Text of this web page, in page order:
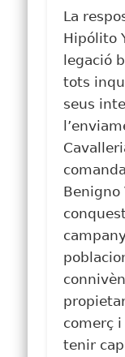
La
Hipólito
legació
tots
seus
comerç
tenir